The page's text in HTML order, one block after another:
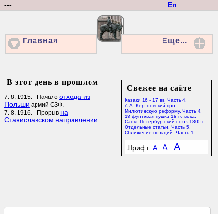
En
---
Главная Еще...
Свежее на сайте
Казаки 16 - 17 вв. Часть 4.
А.А. Керсновский про
Милютинскую реформу. Часть 4.
18-фунтовая пушка 18-го века.
Санкт-Петербургский союз 1805 г.
Отдельные статьи. Часть 5.
Сближение позиций. Часть 1.
Шрифт: A A A
В этот день в прошлом
7. 8. 1915. - Начало отхода из
Польши армий СЗФ.
7. 8. 1916. - Прорыв на
Станиславском направлении.